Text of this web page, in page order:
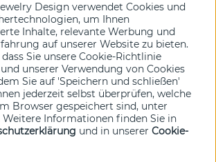
Ja bitte!
Design verwendet Cookies und
um Ihnen
Inhalte, relevante Werbung und
auf unserer Website zu bieten.
Sie unsere Cookie-Richtlinie
unserer Verwendung von Cookies
Sie auf 'Speichern und schließen'
jederzeit selbst überprüfen, welche
Browser gespeichert sind, unter
Weitere Informationen finden Sie in
und in unserer Cookie-